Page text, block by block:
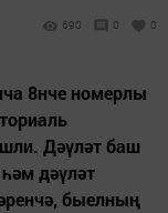
690 0 0
8нче номерлы
Дәүләт баш
дәүләт
быелның